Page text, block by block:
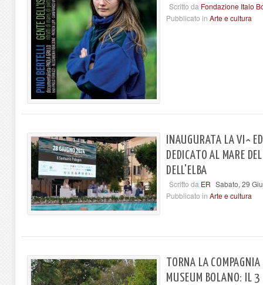
Scritto da Fondazione Italo
Pubblicato in Arte e cultura
INAUGURATA LA VI^
DEDICATO AL MARE
DELL'ELBA
Scritto da ER Sabato, 29
Pubblicato in Arte e cultura
TORNA LA
MUSEUM BOLANO: IL